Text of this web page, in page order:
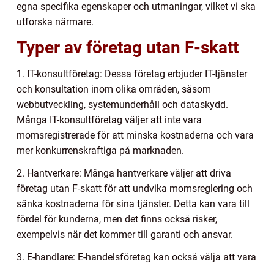
egna specifika egenskaper och utmaningar, vilket vi ska
utforska närmare.
Typer av företag utan F-skatt
1. IT-konsultföretag: Dessa företag erbjuder IT-tjänster
och konsultation inom olika områden, såsom
webbutveckling, systemunderhåll och dataskydd.
Många IT-konsultföretag väljer att inte vara
momsregistrerade för att minska kostnaderna och vara
mer konkurrenskraftiga på marknaden.
2. Hantverkare: Många hantverkare väljer att driva
företag utan F-skatt för att undvika momsreglering och
sänka kostnaderna för sina tjänster. Detta kan vara till
fördel för kunderna, men det finns också risker,
exempelvis när det kommer till garanti och ansvar.
3. E-handlare: E-handelsföretag kan också välja att vara